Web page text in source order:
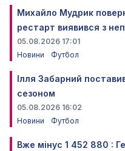
Михайло Мудрик
рестарт виявився з
05.08.2026 17:01
Новини
Футбол
Ілля Забарний
сезоном
05.08.2026 16:02
Новини
Футбол
Вже мінус 1 452 880 :